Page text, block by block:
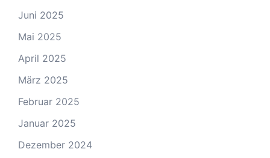
Juni 2025
Mai 2025
April 2025
März 2025
Februar 2025
Januar 2025
Dezember 2024